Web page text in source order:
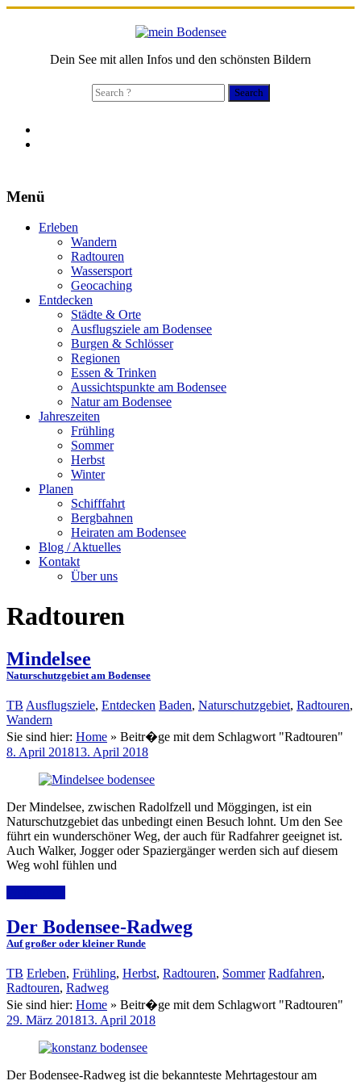
Dein See mit allen Infos und den schönsten Bildern
Search
for:
Menü
Erleben
Wandern
Radtouren
Wassersport
Geocaching
Entdecken
Städte & Orte
Ausflugsziele am Bodensee
Burgen & Schlösser
Regionen
Essen & Trinken
Aussichtspunkte am Bodensee
Natur am Bodensee
Jahreszeiten
Frühling
Sommer
Herbst
Winter
Planen
Schifffahrt
Bergbahnen
Heiraten am Bodensee
Blog / Aktuelles
Kontakt
Über uns
Radtouren
Mindelsee
Naturschutzgebiet am Bodensee
TB Ausflugsziele, Entdecken Baden, Naturschutzgebiet, Radtouren,
Wandern
Sie sind hier: Home » Beitr�ge mit dem Schlagwort "Radtouren"
8. April 201813. April 2018
Der Mindelsee, zwischen Radolfzell und Möggingen, ist ein
Naturschutzgebiet das unbedingt einen Besuch lohnt. Um den See
führt ein wunderschöner Weg, der auch für Radfahrer geeignet ist.
Auch Walker, Jogger oder Spaziergänger werden sich auf diesem
Weg wohl fühlen und
Der Bodensee-Radweg
Auf großer oder kleiner Runde
TB Erleben, Frühling, Herbst, Radtouren, Sommer Radfahren,
Radtouren, Radweg
Sie sind hier: Home » Beitr�ge mit dem Schlagwort "Radtouren"
29. März 201813. April 2018
Der Bodensee-Radweg ist die bekannteste Mehrtagestour am